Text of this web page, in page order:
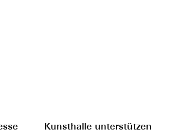
Kunsthalle unterstützen